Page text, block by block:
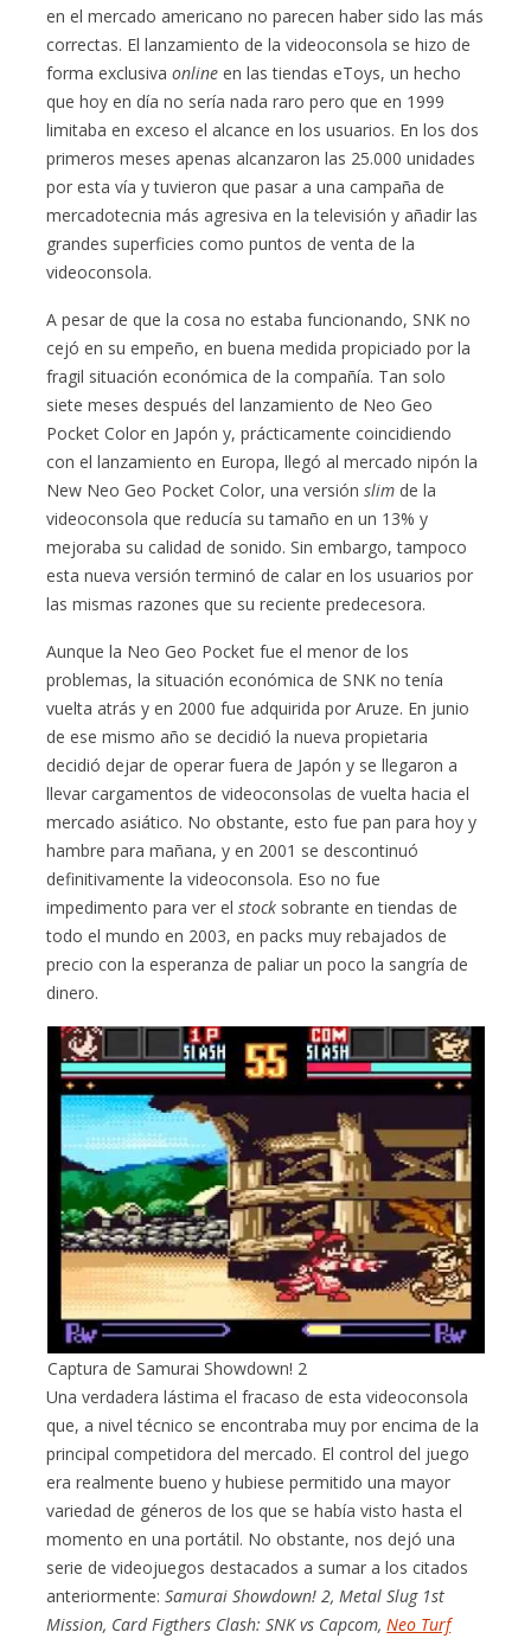
en el mercado americano no parecen haber sido las más
correctas. El lanzamiento de la videoconsola se hizo de
forma exclusivaonline en las tiendas eToys, un hecho
que hoy en día no sería nada raro pero que en 1999
limitaba en exceso el alcance en los usuarios. En los dos
primeros meses apenas alcanzaron las 25.000 unidades
por esta vía y tuvieron que pasar a una campaña de
mercadotecnia más agresiva en la televisión y añadir las
grandes superficies como puntos de venta de la
videoconsola.
A pesar de que la cosa no estaba funcionando, SNK no
cejó en su empeño, en buena medida propiciado por la
fragil situación económica de la compañía. Tan solo
siete meses después del lanzamiento de Neo Geo
Pocket Color en Japón y, prácticamente coincidiendo
con el lanzamiento en Europa, llegó al mercado nipón la
New Neo Geo Pocket Color, una versiónslim de la
videoconsola que reducía su tamaño en un 13% y
mejoraba su calidad de sonido. Sin embargo, tampoco
esta nueva versión terminó de calar en los usuarios por
las mismas razones que su reciente predecesora.
Aunque la Neo Geo Pocket fue el menor de los
problemas, la situación económica de SNK no tenía
vuelta atrás y en 2000 fue adquirida por Aruze. En junio
de ese mismo año se decidió la nueva propietaria
decidió dejar de operar fuera de Japón y se llegaron a
llevar cargamentos de videoconsolas de vuelta hacia el
mercado asiático. No obstante, esto fue pan para hoy y
hambre para mañana, y en 2001 se descontinuó
definitivamente la videoconsola. Eso no fue
impedimento para ver elstock sobrante en tiendas de
todo el mundo en 2003, en packs muy rebajados de
precio con la esperanza de paliar un poco la sangría de
dinero.
Captura de Samurai Showdown! 2
Una verdadera lástima el fracaso de esta videoconsola
que, a nivel técnico se encontraba muy por encima de la
principal competidora del mercado. El control del juego
era realmente bueno y hubiese permitido una mayor
variedad de géneros de los que se había visto hasta el
momento en una portátil. No obstante, nos dejó una
serie de videojuegos destacados a sumar a los citados
anteriormente:Samurai Showdown! 2, Metal Slug 1st
Mission, Card Figthers Clash: SNK vs Capcom,Neo Turf